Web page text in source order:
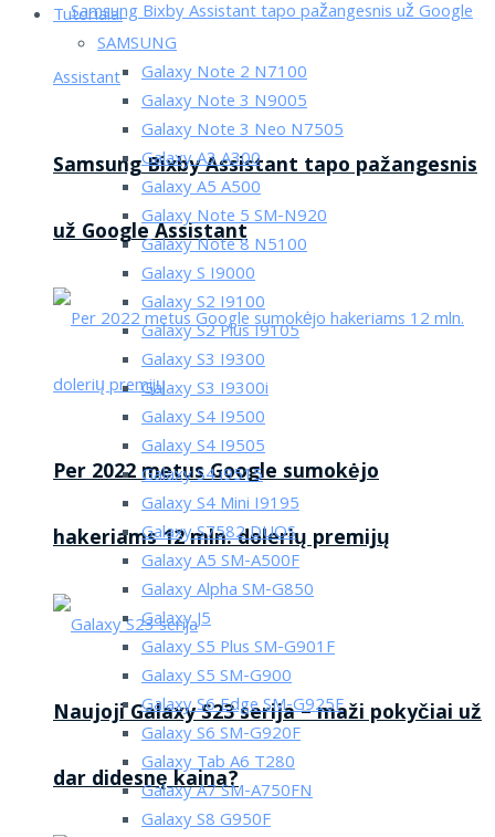
Samsung Bixby Assistant tapo pažangesnis
už Google Assistant
Per 2022 metus Google sumokėjo
hakeriams 12 mln. dolerių premijų
Naujoji Galaxy S23 serija – maži pokyčiai už
dar didesnę kaina?
Tutorialai
SAMSUNG
Galaxy Note 2 N7100
Galaxy Note 3 N9005
Galaxy Note 3 Neo N7505
Galaxy A3 A300
Galaxy A5 A500
Galaxy Note 5 SM-N920
Galaxy Note 8 N5100
Galaxy S I9000
Galaxy S2 I9100
Galaxy S2 Plus I9105
Galaxy S3 I9300
Galaxy S3 I9300i
Galaxy S4 I9500
Galaxy S4 I9505
Galaxy S4 i9515
Galaxy S4 Mini I9195
Galaxy S7582 DUOS
Galaxy A5 SM-A500F
Galaxy Alpha SM-G850
Galaxy J5
Galaxy S5 Plus SM-G901F
Galaxy S5 SM-G900
Galaxy S6 Edge SM-G925F
Galaxy S6 SM-G920F
Galaxy Tab A6 T280
Galaxy A7 SM-A750FN
Galaxy S8 G950F